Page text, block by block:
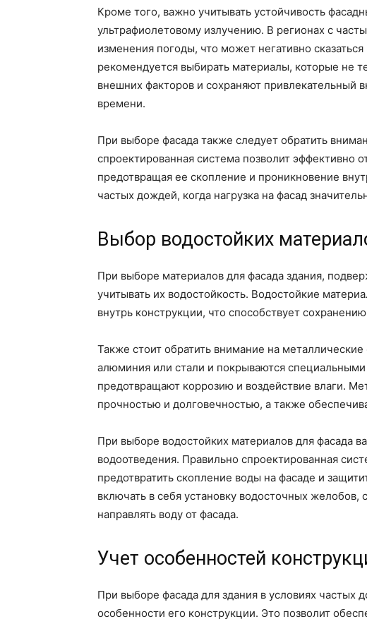
Кроме того, важно учитывать устойчивость
ультрафиолетовому излучению. В регионах с
изменения погоды, что может негативно
рекомендуется выбирать материалы, которые не
внешних факторов и сохраняют привлекательный
времени.
При выборе фасада также следует обратить
спроектированная система позволит эффективно
предотвращая ее скопление и проникновение
частых дождей, когда нагрузка на фасад
Выбор водостойких
При выборе материалов для фасада здания,
учитывать их водостойкость. Водостойкие
внутрь конструкции, что способствует
Также стоит обратить внимание на
алюминия или стали и покрываются
предотвращают коррозию и воздействие влаги.
прочностью и долговечностью, а также
При выборе водостойких материалов для фасада
водоотведения. Правильно спроектированная
предотвратить скопление воды на фасаде и
включать в себя установку водосточных желобов,
направлять воду от фасада.
Учет особенностей
При выборе фасада для здания в условиях частых
особенности его конструкции. Это позволит